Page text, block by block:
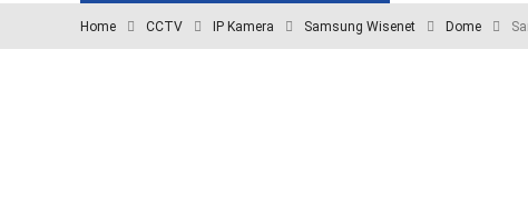
Home CCTV IP Kamera Samsung Wisenet Dome